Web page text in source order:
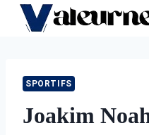
Skip
SPORTIFS
Joakim